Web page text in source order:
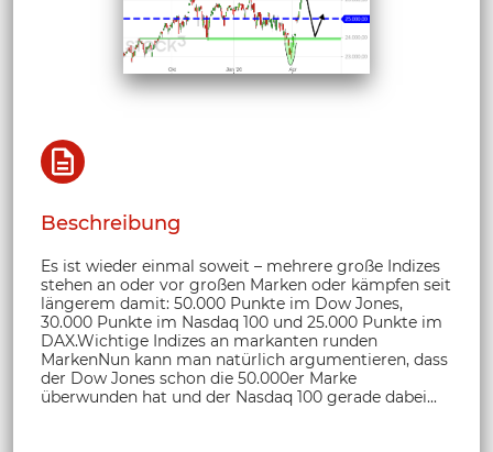
Beschreibung
Es ist wieder einmal soweit – mehrere große Indizes
stehen an oder vor großen Marken oder kämpfen seit
längerem damit: 50.000 Punkte im Dow Jones,
30.000 Punkte im Nasdaq 100 und 25.000 Punkte im
DAX.Wichtige Indizes an markanten runden
MarkenNun kann man natürlich argumentieren, dass
der Dow Jones schon die 50.000er Marke
überwunden hat und der Nasdaq 100 gerade dabei...